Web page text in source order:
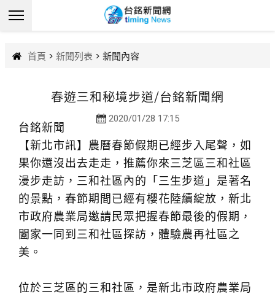
首頁 > 新聞列表 > 新聞內容
春遊三和秘境步道/台銘新聞網
2020/01/28 17:15
台銘新聞
【新北市訊】農曆春節假期已經步入尾聲，如
果你還沒出去走走，推薦你來三芝區三和社區
漫步走訪，三和社區內的「三生步道」是著名
的景點，春節期間已經有櫻花陸續綻放，新北
市政府農業局邀請民眾把握春節最後的假期，
闔家一同到三和社區探訪，體驗農再社區之
美。
位於三芝區的三和社區，是新北市政府農業局